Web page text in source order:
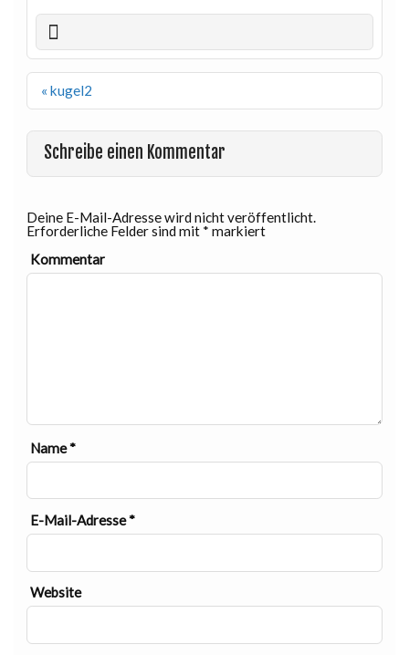
Beitragsnavigation
« kugel2
Schreibe einen Kommentar
Deine E-Mail-Adresse wird nicht veröffentlicht.
Erforderliche Felder sind mit * markiert
Kommentar
Name*
E-Mail-Adresse*
Website